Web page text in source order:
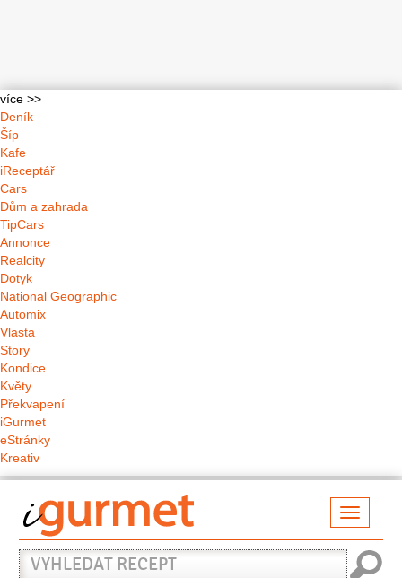
více >>
Deník
Šíp
Kafe
iReceptář
Cars
Dům a zahrada
TipCars
Annonce
Realcity
Dotyk
National Geographic
Automix
Vlasta
Story
Kondice
Květy
Překvapení
iGurmet
eStránky
Kreativ
Vyhledat
recept